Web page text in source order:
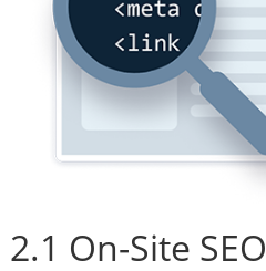
2.1 On-Site SEO